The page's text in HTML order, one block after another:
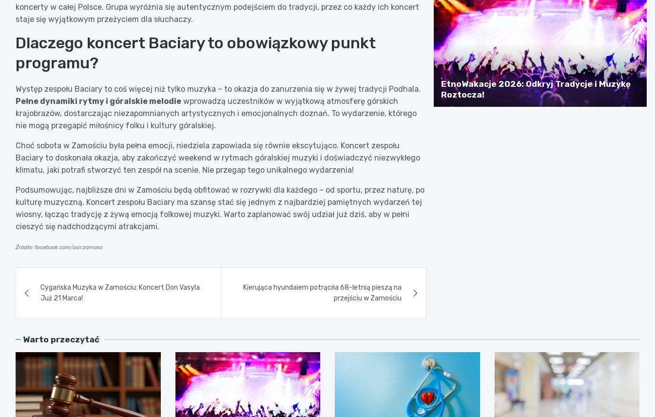
koncerty w całej Polsce. Grupa wyróżnia się autentycznym podejściem do tradycji, przez co każdy ich koncert
staje się wyjątkowym przeżyciem dla słuchaczy.
Dlaczego koncert Baciary to obowiązkowy punkt
programu?
Występ zespołu Baciary to coś więcej niż tylko muzyka – to okazja do zanurzenia się w żywej tradycji Podhala.
Pełne dynamiki rytmy i góralskie melodie wprowadzą uczestników w wyjątkową atmosferę górskich
krajobrazów, dostarczając niezapomnianych artystycznych i emocjonalnych doznań. To wydarzenie, którego
nie mogą przegapić miłośnicy folku i kultury góralskiej.
Choć sobota w Zamościu była pełna emocji, niedziela zapowiada się równie ekscytująco. Koncert zespołu
Baciary to doskonała okazja, aby zakończyć weekend w rytmach góralskiej muzyki i doświadczyć niezwykłego
klimatu, jaki potrafi stworzyć ten zespół na scenie. Nie przegap tego unikalnego wydarzenia!
Podsumowując, najbliższe dni w Zamościu będą obfitować w rozrywki dla każdego – od sportu, przez naturę, po
kulturę muzyczną. Koncert zespołu Baciary ma szansę stać się jednym z najbardziej pamiętnych wydarzeń tej
wiosny, łącząc tradycję z żywą emocją folkowej muzyki. Warto zaplanować swój udział już dziś, aby w pełni
cieszyć się nadchodzącymi atrakcjami.
Źródło: facebook.com/osir.zamosc
wpisu
Cygańska Muzyka w Zamościu: Koncert Don Vasyla
Już 21 Marca!
Kierująca hyundaiem potrąciła 68-letnią pieszą na
przejściu w Zamościu
EtnoWakacje 2026: Odkryj Tradycje i Muzykę
Roztocza!
Warto przeczytać